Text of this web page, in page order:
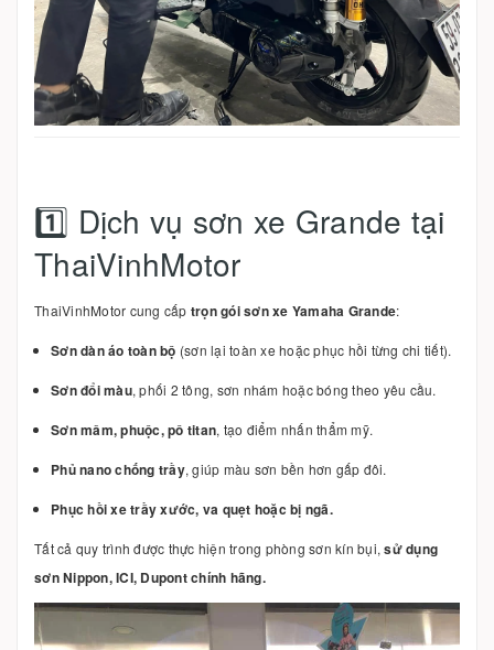
1️⃣ Dịch vụ sơn xe Grande tại
ThaiVinhMotor
ThaiVinhMotor cung cấp trọn gói sơn xe Yamaha Grande:
Sơn dàn áo toàn bộ (sơn lại toàn xe hoặc phục hồi từng chi tiết).
Sơn đổi màu, phối 2 tông, sơn nhám hoặc bóng theo yêu cầu.
Sơn mâm, phuộc, pô titan, tạo điểm nhấn thẩm mỹ.
Phủ nano chống trầy, giúp màu sơn bền hơn gấp đôi.
Phục hồi xe trầy xước, va quẹt hoặc bị ngã.
Tất cả quy trình được thực hiện trong phòng sơn kín bụi,sử dụng
sơn Nippon, ICI, Dupont chính hãng.